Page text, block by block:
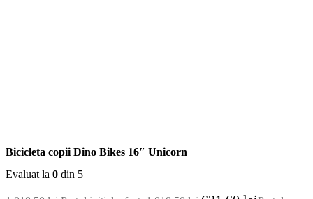
Bicicleta copii Dino Bikes 16″ Unicorn
Evaluat la 0 din 5